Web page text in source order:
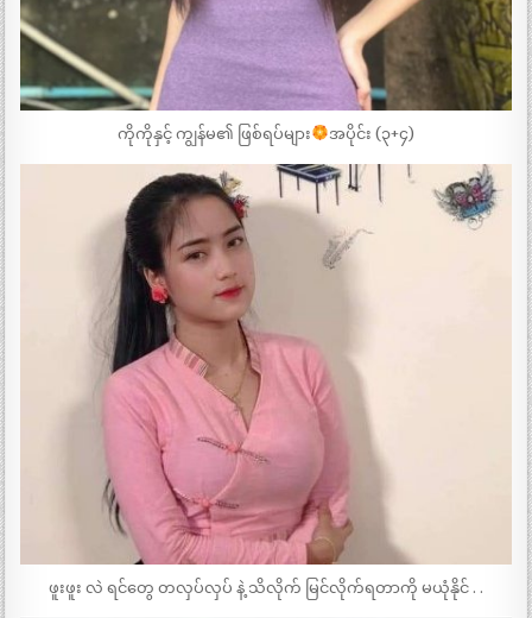
ကိုကိုနှင့် ကျွန်မ၏ ဖြစ်ရပ်များ အပိုင်း (၃+၄)
ဖူးဖူး လဲ ရင်တွေ တလှပ်လှပ် နဲ့ သိလိုက် မြင်လိုက်ရတာကို မယုံနိုင် . .